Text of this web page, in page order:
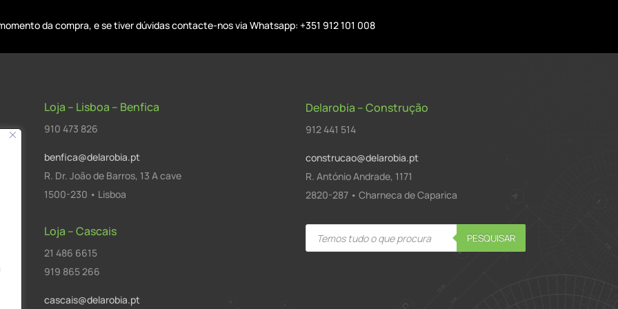
da compra, e se tiver dúvidas contacte-nos via Whatsapp: +351 912 101 008
Loja – Lisboa – Benfica
910 473 826
benfica@delarobia.pt
R. Dr. João de Barros, 13 A cave
1500-230 • Lisboa
Loja – Cascais
21 486 6615
919 865 266
cascais@delarobia.pt
Delarobia – Construção
912 441 514
construcao@delarobia.pt
R. António Andrade, 1171
2820-287 • Charneca de Caparica
Products
search PESQUISAR